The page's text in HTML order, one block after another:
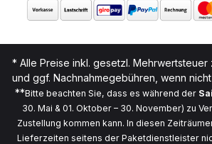
* Alle Preise inkl. gesetzl. Mehrwertsteuer
und ggf. Nachnahmegebühren, wenn
**Bitte beachten Sie, dass es während der
30. Mai & 01. Oktober – 30. November) zu
Zustellung kommen kann. In diesen
Lieferzeiten seitens der Paketdienstleister